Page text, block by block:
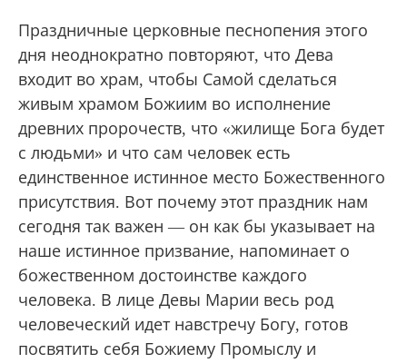
Праздничные церковные песнопения этого
дня неоднократно повторяют, что Дева
входит во храм, чтобы Самой сделаться
живым храмом Божиим во исполнение
древних пророчеств, что «жилище Бога будет
с людьми» и что сам человек есть
единственное истинное место Божественного
присутствия. Вот почему этот праздник нам
сегодня так важен — он как бы указывает на
наше истинное призвание, напоминает о
божественном достоинстве каждого
человека. В лице Девы Марии весь род
человеческий идет навстречу Богу, готов
посвятить себя Божиему Промыслу и